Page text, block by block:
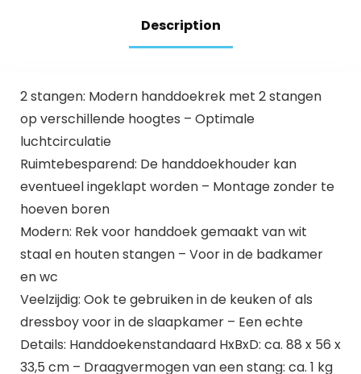
Description
2 stangen: Modern handdoekrek met 2 stangen
op verschillende hoogtes – Optimale
luchtcirculatie
Ruimtebesparend: De handdoekhouder kan
eventueel ingeklapt worden – Montage zonder te
hoeven boren
Modern: Rek voor handdoek gemaakt van wit
staal en houten stangen – Voor in de badkamer
en wc
Veelzijdig: Ook te gebruiken in de keuken of als
dressboy voor in de slaapkamer – Een echte
Details: Handdoekenstandaard HxBxD: ca. 88 x 56 x
33,5 cm – Draagvermogen van een stang: ca. 1 kg